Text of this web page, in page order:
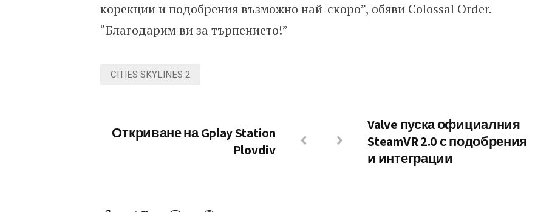
корекции и подобрения възможно най-скоро”, обяви Colossal Order.
“Благодарим ви за търпението!”
CITIES SKYLINES 2
Откриване на Gplay Station
Plovdiv
Valve пуска официалния
SteamVR 2.0 с подобрения
и интеграции